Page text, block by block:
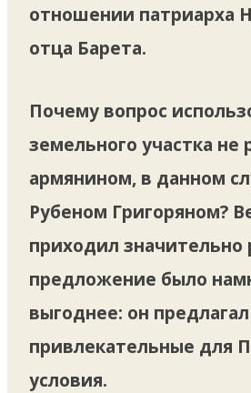
отношении патриарха
отца Барета.
Почему вопрос
земельного участка не
армянином, в данном
Рубеном Григоряном?
приходил значительно
предложение было
выгоднее: он
привлекательные для
условия.